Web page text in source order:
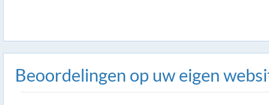
Beoordelingen op uw eigen